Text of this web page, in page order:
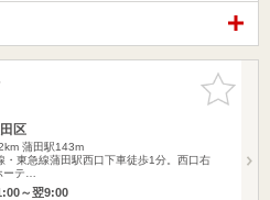
お気に入
りに追加
区
蒲田駅143m
・東急線蒲田駅西口下車徒歩1分。西口右
ーテ…
～翌9:00